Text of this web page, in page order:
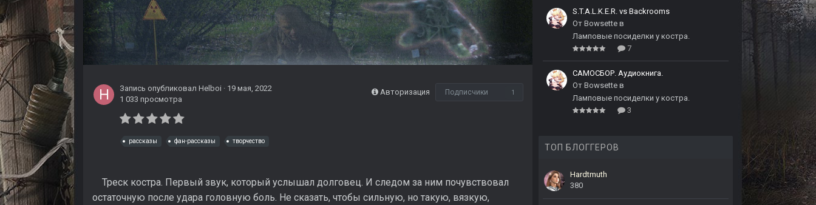
Авторизация Подписчики 1
Запись опубликовал Helboi · 19 мая, 2022
1 033 просмотра
рассказы фан-рассказы творчество
Треск костра. Первый звук, который услышал долговец. И следом за ним почувствовал
остаточную после удара головную боль. Не сказать, чтобы сильную, но такую, вязкую,
S.T.A.L.K.E.R. vs Backrooms
От Bowsette в
Ламповые посиделки у костра.
7
САМОСБОР. Аудиокнига.
От Bowsette в
Ламповые посиделки у костра.
3
ТОП БЛОГГЕРОВ
Hardtmuth
380